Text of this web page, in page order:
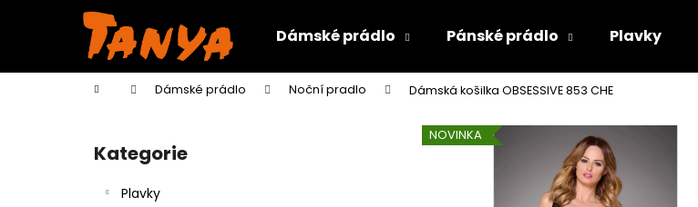
Dámské prádlo Pánské prádlo Plavky
Domů Dámské prádlo Noční pradlo Dámská košilka OBSESSIVE 853 CHE
Přeskočit
kategorie
Kategorie
Plavky
NOVINKA
í
Zpět
do
Zpět
do
Co potřebujete najít?